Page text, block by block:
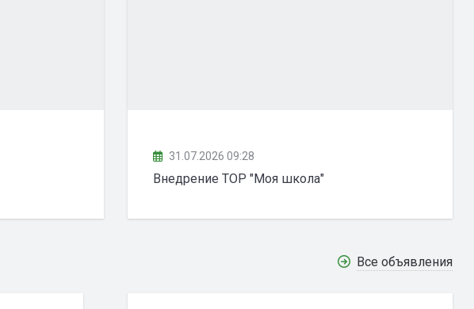
31.07.2026 09:28
Внедрение ТОР "Моя школа"
Все объявления